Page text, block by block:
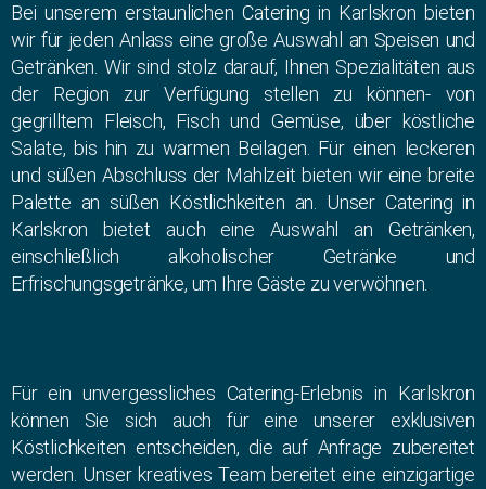
Bei unserem erstaunlichen Catering in Karlskron bieten
wir für jeden Anlass eine große Auswahl an Speisen und
Getränken. Wir sind stolz darauf, Ihnen Spezialitäten aus
der Region zur Verfügung stellen zu können- von
gegrilltem Fleisch, Fisch und Gemüse, über köstliche
Salate, bis hin zu warmen Beilagen. Für einen leckeren
und süßen Abschluss der Mahlzeit bieten wir eine breite
Palette an süßen Köstlichkeiten an. Unser Catering in
Karlskron bietet auch eine Auswahl an Getränken,
einschließlich alkoholischer Getränke und
Erfrischungsgetränke, um Ihre Gäste zu verwöhnen.
Für ein unvergessliches Catering-Erlebnis in Karlskron
können Sie sich auch für eine unserer exklusiven
Köstlichkeiten entscheiden, die auf Anfrage zubereitet
werden. Unser kreatives Team bereitet eine einzigartige